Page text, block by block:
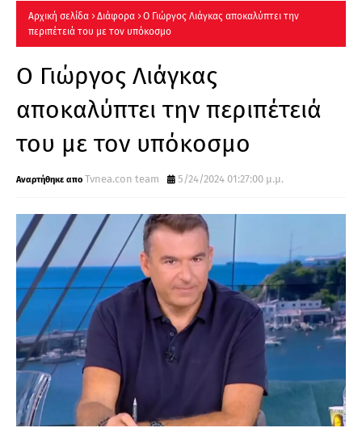
Αρχική σελίδα Διάφορα
Ο Γιώργος Λιάγκας αποκαλύπτει την
περιπέτειά του με τον υπόκοσμο
Ο Γιώργος Λιάγκας
αποκαλύπτει την περιπέτειά
του με τον υπόκοσμο
Tvnea.con team 5/24/2024 01:27:00 μ.μ.